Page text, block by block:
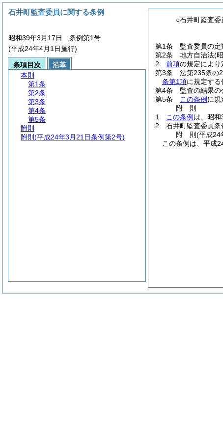
○石井町監査委
第1条
監査委員の定
第2条
地方自治法(
2
前項の規定により
第3条
法第235条の
条第1項に規定する
第4条
監査の結果の
第5条
この条例 に規
附 則
1
この条例 は、昭和
2
石井町監査委員条
附 則(平成24
この条例は、平成
石井町監査委員に関する条例
昭和39年3月17日 条例第1号
(平成24年4月1日施行)
条項目次
沿革
本則
第1条
第2条
第3条
第4条
第5条
附則
附則 (平成24年3月21日条例第2号)